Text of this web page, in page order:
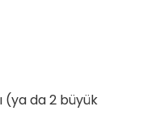
(ya da 2 büyük